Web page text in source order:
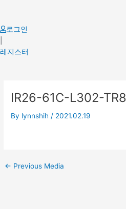
content
로그인
레지스터
IR26-61C-L302-TR8
By lynnshih / 2021.02.19
navigation
← Previous Media